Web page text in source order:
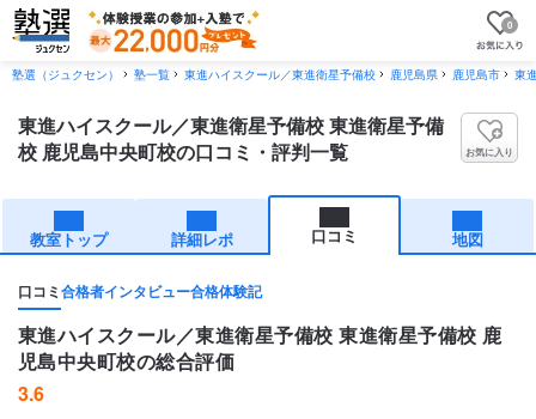
0
塾選（ジュクセン） 塾一覧 東進ハイスクール／東進衛星予備校 鹿児島県 鹿児島市 東
東進ハイスクール／東進衛星予備校 東進衛星予備
校 鹿児島中央町校の口コミ・評判一覧
お気に入り
教室トップ 詳細レポ 口コミ 地図
口コミ合格者インタビュー合格体験記
東進ハイスクール／東進衛星予備校 東進衛星予備校 鹿
児島中央町校の総合評価
3.6